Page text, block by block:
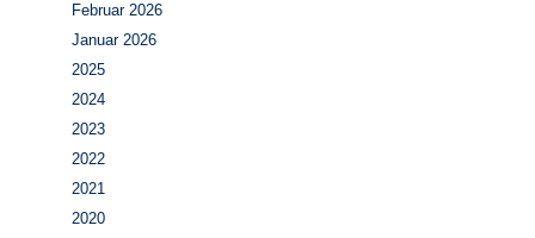
Februar 2026
Januar 2026
2025
2024
2023
2022
2021
2020